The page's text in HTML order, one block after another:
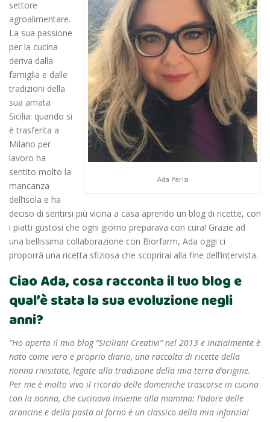
Ada Parisi
settore
agroalimentare.
La sua passione
per la cucina
deriva dalla
famiglia e dalle
tradizioni della
sua amata
Sicilia: quando si
è trasferita a
Milano per
lavoro ha
sentito molto la
mancanza
dell’isola e ha
deciso di sentirsi più vicina a casa aprendo un blog di ricette, con
i piatti gustosi che ogni giorno preparava con cura! Grazie ad
una bellissima collaborazione con Biorfarm, Ada oggi ci
proporrà una ricetta sfiziosa che scoprirai alla fine dell’intervista.
Ciao Ada, cosa racconta il tuo blog e
qual’è stata la sua evoluzione negli
anni?
“Ho aperto il mio blog “Siciliani Creativi” nel 2013 e inizialmente è
nato come vero e proprio diario, una raccolta di ricette della
nonna rivisitate, legate alla tradizione della mia terra d’origine.
Per me è molto vivo il ricordo delle domeniche trascorse in cucina
con la nonna, che cucinava insieme alla mamma: l’odore delle
arancine e della pasta al forno è un classico della mia infanzia!